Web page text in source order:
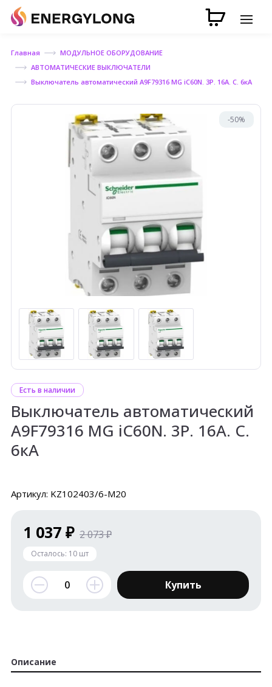
Главная
МОДУЛЬНОЕ ОБОРУДОВАНИЕ
АВТОМАТИЧЕСКИЕ ВЫКЛЮЧАТЕЛИ
Выключатель автоматический A9F79316 MG iC60N. 3P. 16A. C. 6кА
-50%
Есть в наличии
Выключатель автоматический
A9F79316 MG iC60N. 3P. 16A. C.
6кА
Артикул: KZ102403/6-М20
1 037 ₽ 2 073 ₽
Осталось: 10 шт
Купить
Описание